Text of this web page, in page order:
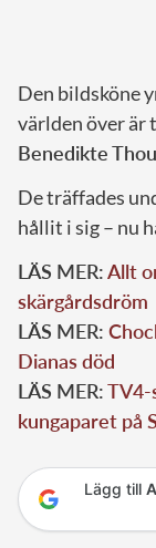
Den bildsköne
världen över är
Benedikte
De träffades
hållit i sig – nu
LÄS MER:Allt
skärgårdsdröm
LÄS MER:
Dianas död
LÄS MER:TV4-
kungaparet på
Lägg till